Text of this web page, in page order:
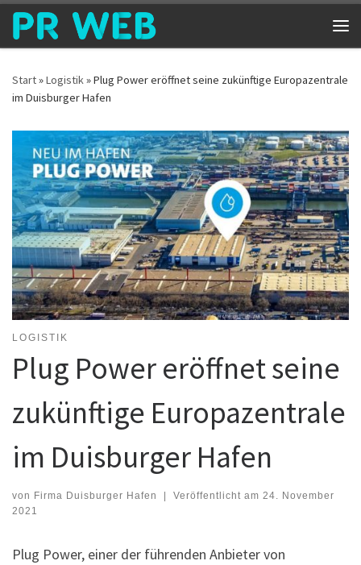
Zum Inhalt springen
Start»Logistik»Plug Power eröffnet seine zukünftige Europazentrale
im Duisburger Hafen
LOGISTIK
Plug Power eröffnet seine
zukünftige Europazentrale
im Duisburger Hafen
von Firma Duisburger Hafen | Veröffentlicht am 24. November
2021
Plug Power, einer der führenden Anbieter von